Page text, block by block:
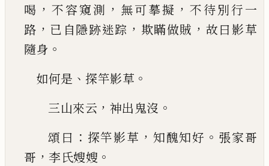
喝 ， 不容窺測 ， 無可摹擬 ， 不待別行一
路 ， 已 自隱跡迷踪 ， 欺瞞做賊 ， 故曰影草
隨身 。
如何是 、 探竿影草 。
三山來云 ， 神出鬼沒 。
頌曰 ： 探竿影草 ， 知醜知好 。 張家哥
哥 ， 李氏嫂嫂 。